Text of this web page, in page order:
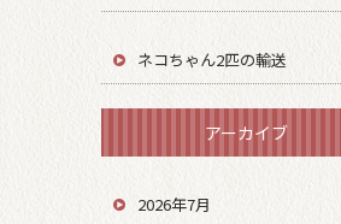
ネコちゃん2匹の輸送
アーカイブ
2026年7月